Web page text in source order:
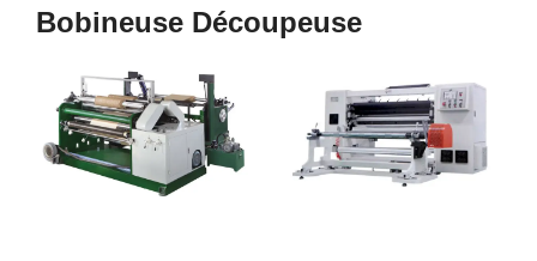
Bobineuse Découpeuse